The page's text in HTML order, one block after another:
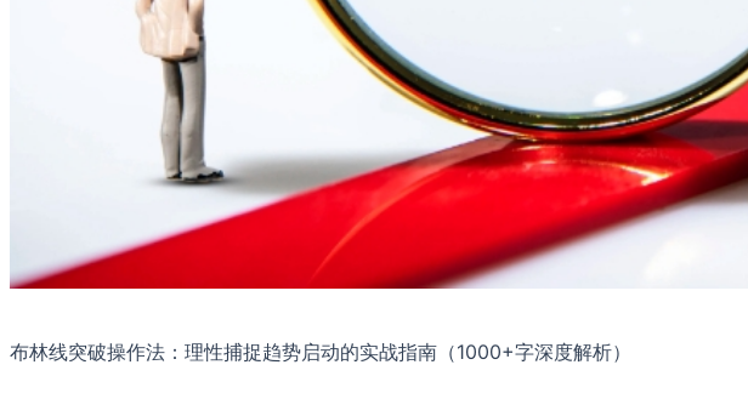
布林线突破操作法：理性捕捉趋势启动的实战指南（1000+字深度解析）